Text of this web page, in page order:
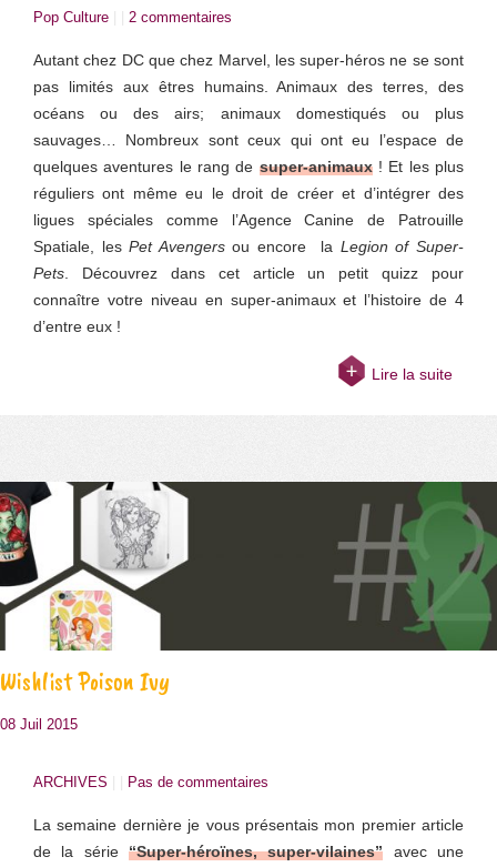
Pop Culture 2 commentaires
Autant chez DC que chez Marvel, les super-héros ne se sont
pas limités aux êtres humains. Animaux des terres, des
océans ou des airs; animaux domestiqués ou plus
sauvages… Nombreux sont ceux qui ont eu l’espace de
quelques aventures le rang de super-animaux! Et les plus
réguliers ont même eu le droit de créer et d’intégrer des
ligues spéciales comme l’Agence Canine de Patrouille
Spatiale, lesPet Avengersou encore la Legion of Super-
Pets. Découvrez dans cet article un petit quizz pour
connaître votre niveau en super-animaux et l’histoire de 4
d’entre eux !
Lire la suite
Wishlist Poison Ivy
08 Juil 2015
ARCHIVES Pas de commentaires
La semaine dernière je vous présentais mon premier article
de la série “Super-héroïnes, super-vilaines” avec une